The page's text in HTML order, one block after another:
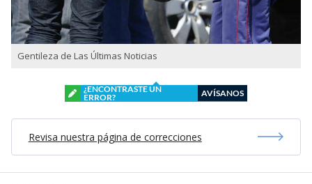
Gentileza de Las Últimas Noticias
¿ENCONTRASTE UN
ERROR?
AVÍSANOS
Revisa nuestra página de correcciones